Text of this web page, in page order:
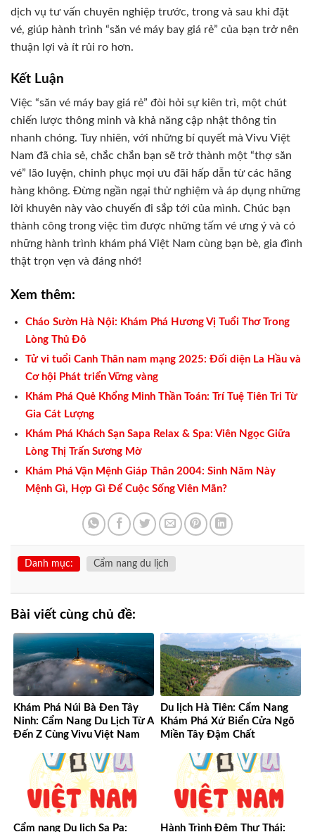
dịch vụ tư vấn chuyên nghiệp trước, trong và sau khi đặt
vé, giúp hành trình “săn vé máy bay giá rẻ” của bạn trở nên
thuận lợi và ít rủi ro hơn.
Kết Luận
Việc “săn vé máy bay giá rẻ” đòi hỏi sự kiên trì, một chút
chiến lược thông minh và khả năng cập nhật thông tin
nhanh chóng. Tuy nhiên, với những bí quyết mà Vivu Việt
Nam đã chia sẻ, chắc chắn bạn sẽ trở thành một “thợ săn
vé” lão luyện, chinh phục mọi ưu đãi hấp dẫn từ các hãng
hàng không. Đừng ngần ngại thử nghiệm và áp dụng những
lời khuyên này vào chuyến đi sắp tới của mình. Chúc bạn
thành công trong việc tìm được những tấm vé ưng ý và có
những hành trình khám phá Việt Nam cùng bạn bè, gia đình
thật trọn vẹn và đáng nhớ!
Xem thêm:
Cháo Sườn Hà Nội: Khám Phá Hương Vị Tuổi Thơ Trong
Lòng Thủ Đô
Tử vi tuổi Canh Thân nam mạng 2025: Đối diện La Hầu và
Cơ hội Phát triển Vững vàng
Khám Phá Quẻ Khổng Minh Thần Toán: Trí Tuệ Tiên Tri Từ
Gia Cát Lượng
Khám Phá Khách Sạn Sapa Relax & Spa: Viên Ngọc Giữa
Lòng Thị Trấn Sương Mờ
Khám Phá Vận Mệnh Giáp Thân 2004: Sinh Năm Này
Mệnh Gì, Hợp Gì Để Cuộc Sống Viên Mãn?
Danh mục: Cẩm nang du lịch
Bài viết cùng chủ đề:
Khám Phá Núi Bà Đen Tây
Ninh: Cẩm Nang Du Lịch Từ A
Đến Z Cùng Vivu Việt Nam
Du lịch Hà Tiên: Cẩm Nang
Khám Phá Xứ Biển Cửa Ngõ
Miền Tây Đậm Chất
Cẩm nang Du lịch Sa Pa: Hành Trình Đêm Thư Thái: